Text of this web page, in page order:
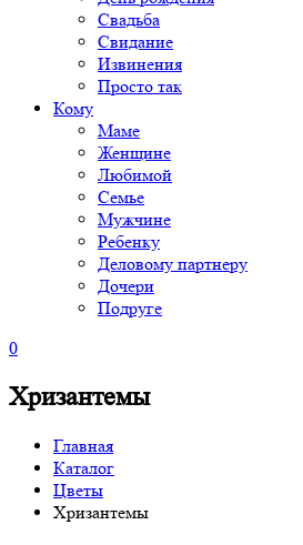
Свадьба
Свидание
Извинения
Просто так
Кому
Маме
Женщине
Любимой
Семье
Мужчине
Ребенку
Деловому партнеру
Дочери
Подруге
0
Хризантемы
Главная
Каталог
Цветы
Хризантемы